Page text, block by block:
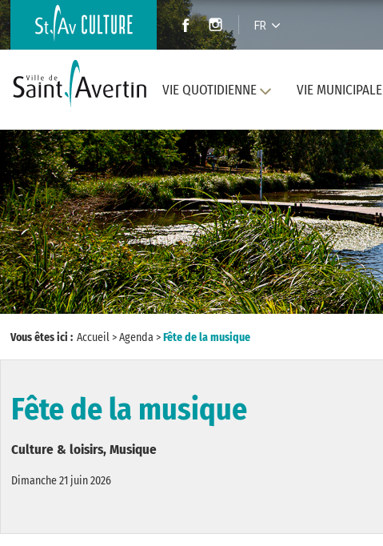
FR
VIE QUOTIDIENNE VIE MUNICIPALE
Vous êtes ici : Accueil>Agenda>Fête de la musique
Fête de la musique
Culture & loisirs, Musique
Dimanche 21 juin 2026